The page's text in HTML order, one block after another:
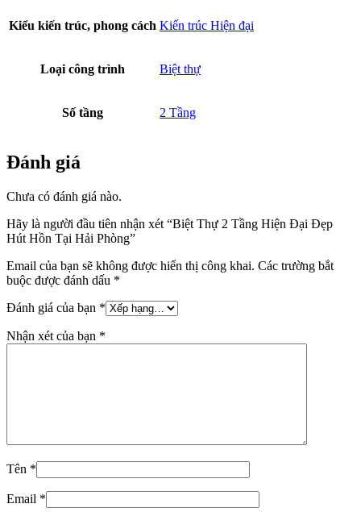
Kiểu kiến trúc, phong cách Kiến trúc Hiện đại
Loại công trình Biệt thự
Số tầng 2 Tầng
Đánh giá
Chưa có đánh giá nào.
Hãy là người đầu tiên nhận xét “Biệt Thự 2 Tầng Hiện Đại Đẹp
Hút Hồn Tại Hải Phòng”
Email của bạn sẽ không được hiển thị công khai. Các trường bắt
buộc được đánh dấu *
Đánh giá của bạn *
Nhận xét của bạn *
Tên *
Email *